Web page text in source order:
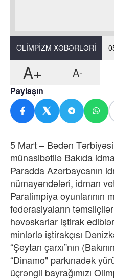
OLIMPIZM XƏBƏRLƏRI
A+ A-
Paylaşın
5 Mart – Bədən
münasibətilə Bakıda
Paradda Azərbaycanın
nümayəndələri, idman
Paralimpiya oyunlarının
federasiyaların
həvəskarlar iştirak
minlərlə iştirakçısı
“Şeytan çarxı”nın
“Dinamo" parkınadək
üçrəngli bayrağımızı